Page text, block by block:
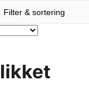
Filter & sortering